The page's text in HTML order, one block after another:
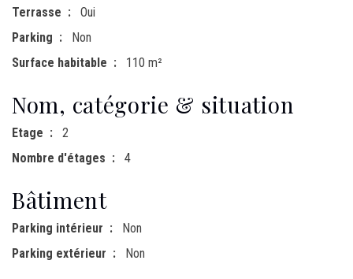
Terrasse
Oui
Parking
Non
Surface habitable
110 m²
Nom, catégorie & situation
Etage
2
Nombre d'étages
4
Bâtiment
Parking intérieur
Non
Parking extérieur
Non